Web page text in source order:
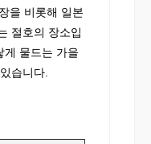
을 비롯해 일본
절호의 장소입
게 물드는 가을
습니다.